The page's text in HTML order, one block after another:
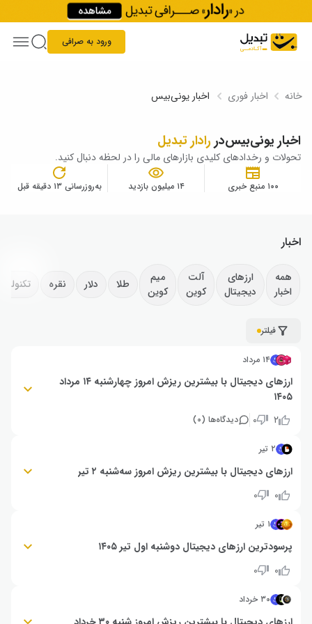
Skip to content
ورود به صرافی
خانه اخبار فوری اخبار یونی‌بیس
اخبار یونی‌بیسدر رادار تبدیل
تحولات و رخدادهای کلیدی بازارهای مالی را در لحظه دنبال کنید.
۱۰۰ منبع خبری ۱۴ میلیون بازدید به‌روزرسانی ۱۳ دقیقه قبل
اخبار
همه
اخبار
ارزهای
دیجیتال
آلت
کوین
میم
کوین
طلا دلار نقره
فیلتر
۱۴ مرداد
ارزهای دیجیتال با بیشترین ریزش امروز چهارشنبه ۱۴ مرداد
۱۴۰۵
۲۹٪-
۲ ۰ دیدگاه‌ها (۰)
۲ تیر
ارزهای دیجیتال با بیشترین ریزش امروز سه‌شنبه ۲ تیر
یونی‌بیس (UB): ۳۳٪- | هیومنیتی پروتکل (H): ۲۶٪- | بایکونومی (BICO): ۲۵٪-
۰ ۰
۱ تیر
پرسودترین ارزهای دیجیتال دوشنبه اول تیر ۱۴۰۵
سیناپس (SYN): ۶۵٪+‌| یونی‌بیس (UB): ۵۶٪+ | همستر (HMSTR): ۳۴٪+
۰ ۰
۳۰ خرداد